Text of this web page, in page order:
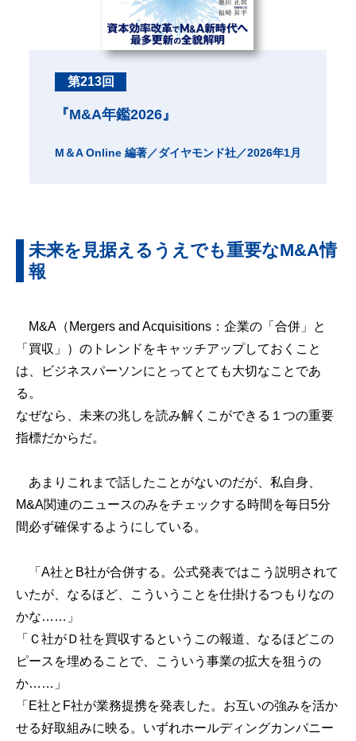
第213回
『M&A年鑑2026』
M＆A Online 編著／ダイヤモンド社／2026年1月
未来を見据えるうえでも重要なM&A情
報
M&A（Mergers and Acquisitions：企業の「合併」と
「買収」）のトレンドをキャッチアップしておくこと
は、ビジネスパーソンにとってとても大切なことであ
る。
なぜなら、未来の兆しを読み解くこができる１つの重要
指標だからだ。
あまりこれまで話したことがないのだが、私自身、
M&A関連のニュースのみをチェックする時間を毎日5分
間必ず確保するようにしている。
「A社とB社が合併する。公式発表ではこう説明されて
いたが、なるほど、こういうことを仕掛けるつもりなの
かな……」
「Ｃ社がＤ社を買収するというこの報道、なるほどこの
ピースを埋めることで、こういう事業の拡大を狙うの
か……」
「E社とF社が業務提携を発表した。お互いの強みを活か
せる好取組みに映る。いずれホールディングカンパニー